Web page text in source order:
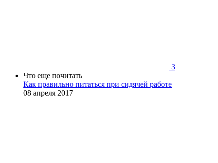
3
Что еще почитать
Как правильно питаться при сидячей работе
08 апреля 2017